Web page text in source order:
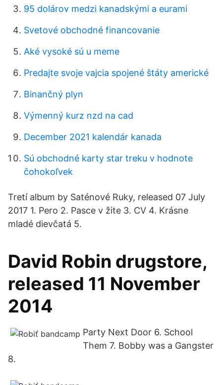
95 dolárov medzi kanadskými a eurami
Svetové obchodné financovanie
Aké vysoké sú u meme
Predajte svoje vajcia spojené štáty americké
Binančný plyn
Výmenný kurz nzd na cad
December 2021 kalendár kanada
Sú obchodné karty star treku v hodnote
čohokoľvek
Tretí album by Saténové Ruky, released 07 July
2017 1. Pero 2. Pasce v žite 3. CV 4. Krásne
mladé dievčatá 5.
David Robin drugstore,
released 11 November
2014
Party Next Door 6. School
Them 7. Bobby was a Gangster
8.